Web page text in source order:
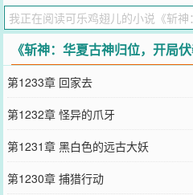
变万化。\n\n十二生肖环：控制十二
也是羊？\n\n十二地支环：子、丑、
倍能力，高配版星夜舞者。\n\n地支
「寅虎」....「亥猪」，万千倍速度
八卦」「后天八卦」。\n\n——“八卦·
\n\n——“八卦·卯兔，唤月华宫嫦娥仙
至高？杀给你看。
家。\n\n“红缨姐，我真的没在浴室隐
我是正人君子，电脑里这是学习资料
负责把家打扫干净。”\n\n“——玫火羽
您要是觉得《斩神：华夏古神归位，
忘记向您QQ群和微博微信里的朋友推
《斩神：华夏古神归位，开局
第1233章 回家去
第1232章 怪异的爪牙
第1231章 黑白色的远古大妖
第1230章 捕猎行动